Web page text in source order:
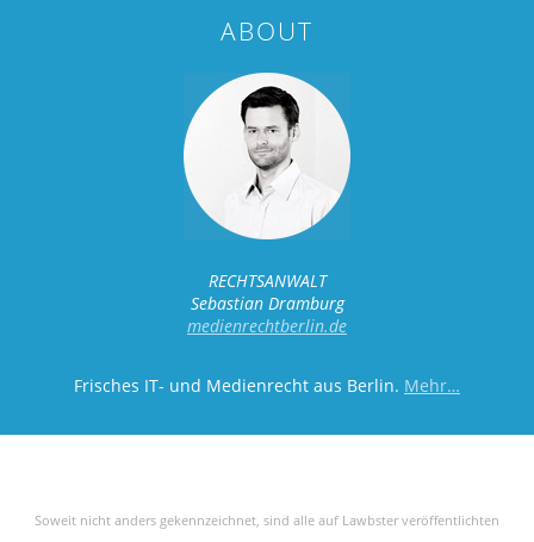
ABOUT
RECHTSANWALT
Sebastian Dramburg
medienrechtberlin.de
Frisches IT- und Medienrecht aus Berlin. Mehr…
Soweit nicht anders gekennzeichnet, sind alle auf Lawbster veröffentlichten